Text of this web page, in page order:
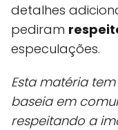
detalhes
pediram
especulações.
Esta matéria
baseia em
respeitando a